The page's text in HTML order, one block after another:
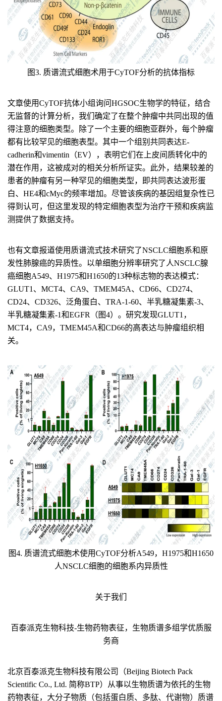
图3. 质谱流式细胞术用于CyTOF分析的抗体指标
文章使用CyTOF抗体小组询问HGSOC生物学的特征，结合
无监督的计算分析，我们确定了在整个肿瘤中共同出现的值
得注意的细胞类型。除了一个主要的细胞亚群外，每个肿瘤
都有比较罕见的细胞表型。其中一个组别共同表达E-
cadherin和vimentin（EV），表明它们在上皮间质转化中的
潜在作用，这被成对的相关分析所证实。此外，结果较差的
患者的肿瘤有另一种罕见的细胞类型，即共同表达波形蛋
白、HE4和cMyc的频率增加。尽管该疾病的基因组复杂性已
得到认可，但这里发现的特定细胞表型为治疗干预和疾病监
测提供了数据支持。
也有文章报道使用质谱流式技术研究了NSCLC细胞系和原
发性肺腺癌的异质性。以单细胞分辨率研究了人NSCLC腺
癌细胞A549、H1975和H1650的13种标志物的表达模式：
GLUT1、MCT4、CA9、TMEM45A、CD66、CD274、
CD24、CD326、泛角蛋白、TRA-1-60、半乳糖凝集素-3、
半乳糖凝集素-1和EGFR（图4）。研究发现GLUT1，
MCT4，CA9，TMEM45A和CD66的高表达与肿瘤组织相
关。
图4. 质谱流式细胞术使用CyTOF分析A549，H1975和H1650
人NSCLC细胞的细胞系内异质性
关于我们
百泰派克生物科技-生物药物表征，生物质谱多组学优质服
务商
北京百泰派克生物科技有限公司（Beijing Biotech Pack
Scientific Co., Ltd. 简称BTP）从事以生物质谱为依托的生物
药物表征，大分子物质（包括蛋白质、多肽、代谢物）质谱